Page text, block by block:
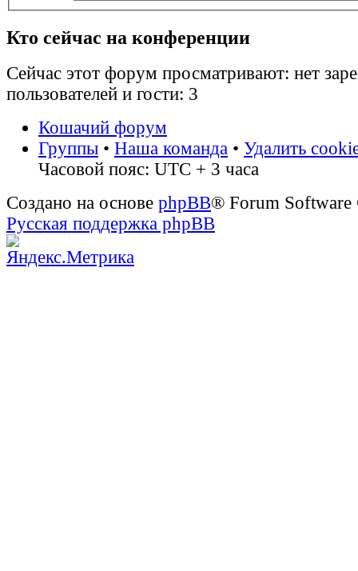
Кто сейчас на конференции
Сейчас этот форум просматривают: нет
пользователей и гости: 3
Кошачий форум
Группы • Наша команда • Удалить
Часовой пояс: UTC + 3 часа
Создано на основе phpBB® Forum
Русская поддержка phpBB